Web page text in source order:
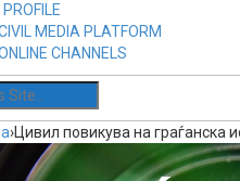
MEDIA PLATFORM
CHANNELS
›Цивил повикува на граѓанска